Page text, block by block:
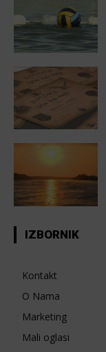
IZBORNIK
Kontakt
O Nama
Marketing
Mali oglasi